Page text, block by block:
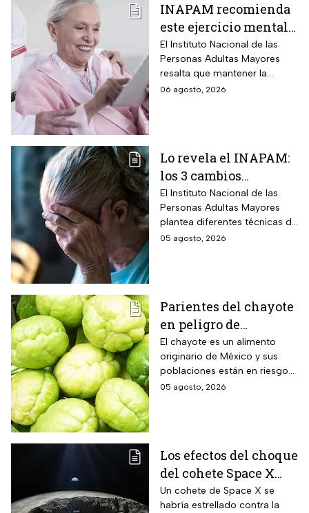
INAPAM recomienda
este ejercicio mental
para adultos mayores
5 veces a la semana
durante 3 meses para
mejorar la atención
El Instituto Nacional de las
Personas Adultas Mayores
resalta que mantener la
disciplina es la clave para
06 agosto, 2026
Lo revela el INAPAM:
los 3 cambios
silenciosos que sufre
tu cerebro de forma
natural al envejecer
El Instituto Nacional de las
Personas Adultas Mayores
plantea diferentes técnicas de
estimulación mental para
05 agosto, 2026
Parientes del chayote
en peligro de
extinción, advierte
Instituto de Ecología
El chayote es un alimento
originario de México y sus
poblaciones están en riesgo
de desaparecer a corto plazo
05 agosto, 2026
Los efectos del choque
del cohete Space X
contra la Luna
Un cohete de Space X se
habría estrellado contra la